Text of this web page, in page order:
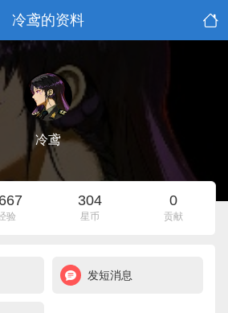
冷鸢的资料
冷鸢
验
304
星币
0
贡献
发短消息